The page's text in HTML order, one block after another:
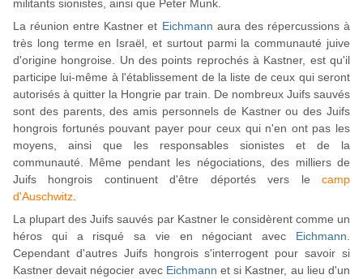
militants sionistes, ainsi que Peter Munk.
La réunion entre Kastner et Eichmann aura des répercussions à
très long terme en Israël, et surtout parmi la communauté juive
d'origine hongroise. Un des points reprochés à Kastner, est qu'il
participe lui-même à l'établissement de la liste de ceux qui seront
autorisés à quitter la Hongrie par train. De nombreux Juifs sauvés
sont des parents, des amis personnels de Kastner ou des Juifs
hongrois fortunés pouvant payer pour ceux qui n'en ont pas les
moyens, ainsi que les responsables sionistes et de la
communauté. Même pendant les négociations, des milliers de
Juifs hongrois continuent d'être déportés vers le camp
d'Auschwitz
La plupart des Juifs sauvés par Kastner le considèrent comme un
héros qui a risqué sa vie en négociant avec Eichmann
Cependant d'autres Juifs hongrois s'interrogent pour savoir si
Kastner devait négocier avec Eichmann et si Kastner, au lieu d'un